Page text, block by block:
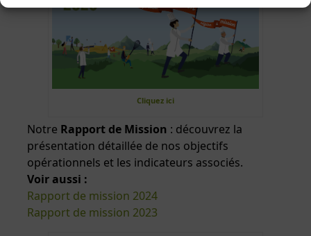
Cliquez ici
Notre Rapport de Mission : découvrez la
présentation détaillée de nos objectifs
opérationnels et les indicateurs associés.
Voir aussi :
Rapport de mission 2024
Rapport de mission 2023